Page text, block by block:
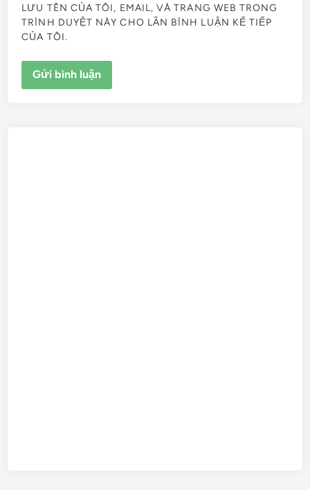
LƯU TÊN CỦA TÔI, EMAIL, VÀ TRANG WEB TRONG
TRÌNH DUYỆT NÀY CHO LẦN BÌNH LUẬN KẾ TIẾP
CỦA TÔI.